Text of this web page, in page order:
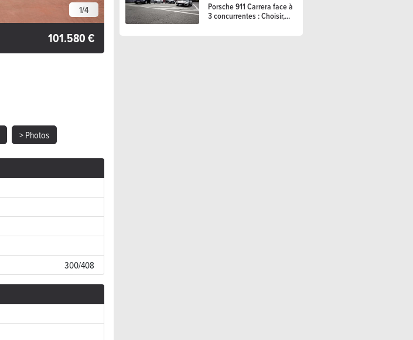
1/4
101.580 €
> Photos
300/408
Porsche 911 Carrera face à
3 concurrentes : Choisir,...